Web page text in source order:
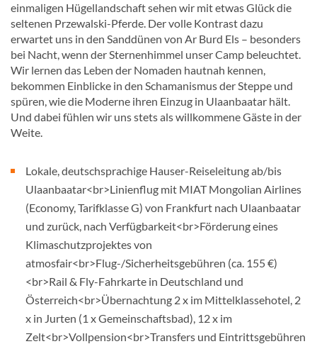
einmaligen Hügellandschaft sehen wir mit etwas Glück die
seltenen Przewalski-Pferde. Der volle Kontrast dazu
erwartet uns in den Sanddünen von Ar Burd Els – besonders
bei Nacht, wenn der Sternenhimmel unser Camp beleuchtet.
Wir lernen das Leben der Nomaden hautnah kennen,
bekommen Einblicke in den Schamanismus der Steppe und
spüren, wie die Moderne ihren Einzug in Ulaanbaatar hält.
Und dabei fühlen wir uns stets als willkommene Gäste in der
Weite.
Lokale, deutschsprachige Hauser-Reiseleitung ab/bis
Ulaanbaatar<br>Linienflug mit MIAT Mongolian Airlines
(Economy, Tarifklasse G) von Frankfurt nach Ulaanbaatar
und zurück, nach Verfügbarkeit<br>Förderung eines
Klimaschutzprojektes von
atmosfair<br>Flug-/Sicherheitsgebühren (ca. 155 €)
<br>Rail & Fly-Fahrkarte in Deutschland und
Österreich<br>Übernachtung 2 x im Mittelklassehotel, 2
x in Jurten (1 x Gemeinschaftsbad), 12 x im
Zelt<br>Vollpension<br>Transfers und Eintrittsgebühren